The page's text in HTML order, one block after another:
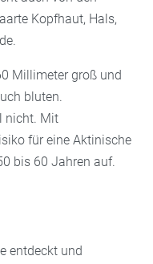
Kopfhaut, Hals,
Millimeter groß und
bluten.
nicht. Mit
für eine Aktinische
bis 60 Jahren auf.
entdeckt und